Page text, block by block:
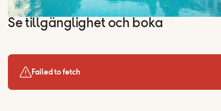
Se tillgänglighet och boka
Failed to fetch